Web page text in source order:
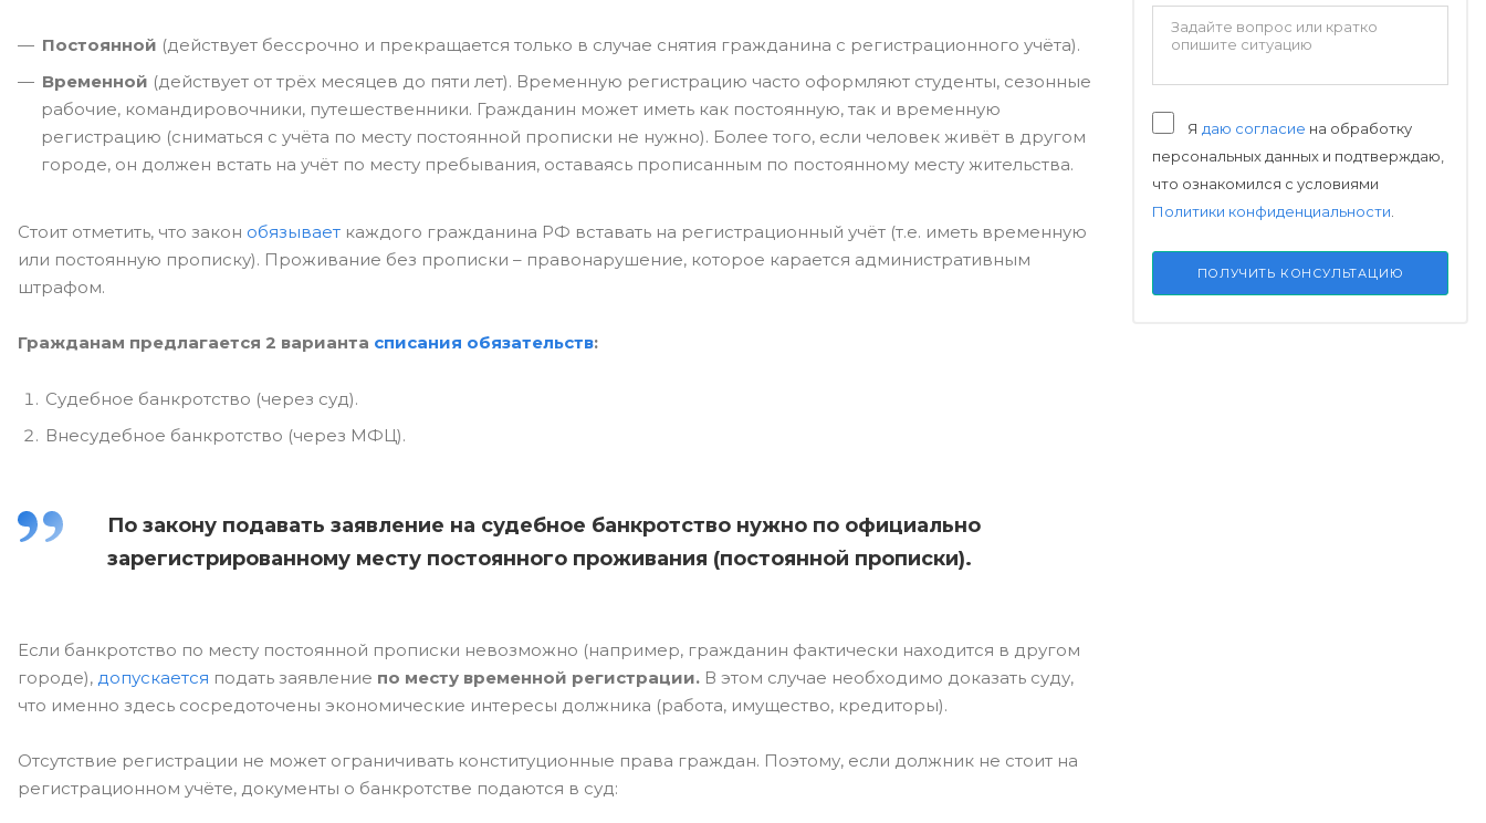
Постоянной (действует бессрочно и прекращается только в случае снятия гражданина с регистрационного учёта).
Временной (действует от трёх месяцев до пяти лет). Временную регистрацию часто оформляют студенты, сезонные
рабочие, командировочники, путешественники. Гражданин может иметь как постоянную, так и временную
регистрацию (сниматься с учёта по месту постоянной прописки не нужно). Более того, если человек живёт в другом
городе, он должен встать на учёт по месту пребывания, оставаясь прописанным по постоянному месту жительства.
Стоит отметить, что закон обязывает каждого гражданина РФ вставать на регистрационный учёт (т.е. иметь временную
или постоянную прописку). Проживание без прописки – правонарушение, которое карается административным
штрафом.
Гражданам предлагается 2 варианта списания обязательств:
Судебное банкротство (через суд).
Внесудебное банкротство (через МФЦ).
По закону подавать заявление на судебное банкротство нужно по официально
зарегистрированному месту постоянного проживания (постоянной прописки).
Если банкротство по месту постоянной прописки невозможно (например, гражданин фактически находится в другом
городе), допускается подать заявление по месту временной регистрации. В этом случае необходимо доказать суду,
что именно здесь сосредоточены экономические интересы должника (работа, имущество, кредиторы).
Отсутствие регистрации не может ограничивать конституционные права граждан. Поэтому, если должник не стоит на
регистрационном учёте, документы о банкротстве подаются в суд:
Я даю согласие на обработку
персональных данных и подтверждаю,
что ознакомился с условиями
Политики конфиденциальности
ПОЛУЧИТЬ КОНСУЛЬТАЦИЮ